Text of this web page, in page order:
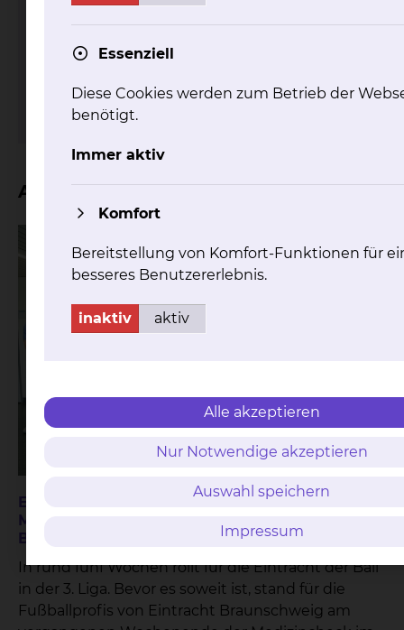
Fichtengrund 1, 38126 Braunschweig
Holwedestraße 16, 38118 Braunschweig
mehr
Aktuelles
Eintracht-Profis absolvieren
Medizincheck im Klinikum
Braunschweig
In rund fünf Wochen rollt für die Eintracht der Ball
in der 3. Liga. Bevor es soweit ist, stand für die
Fußballprofis von Eintracht Braunschweig am
Essenziell
Diese Cookies werden zum Betrieb der
benötigt.
Immer aktiv
Komfort
Bereitstellung von Komfort-Funktionen für
besseres Benutzererlebnis.
inaktiv aktiv
Alle akzeptieren
Nur Notwendige akzeptieren
Auswahl speichern
Impressum